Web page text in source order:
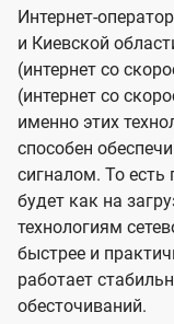
Интернет-
и Киевской
(интернет со
(интернет со
именно этих
способен
сигналом. То есть
будет как на
технологиям
быстрее и
работает
обесточиваний.